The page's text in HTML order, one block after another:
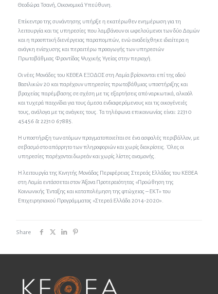
Θεοδώρα Τσανή, Οικονομικά Υπεύθυνη.
Επίκεντρο της συνάντησης υπήρξε η εκατέρωθεν ενημέρωση για τη
λειτουργία και τις υπηρεσίες που λαμβάνουν οι ωφελούμενοι των δύο Δομών
και η προοπτική διενέργειας παραπομπών, ενώ αναδείχθηκε ιδιαίτερα η
ανάγκη ενίσχυσης και περαιτέρω προαγωγής των υπηρεσιών
Πρωτοβάθμιας Φροντίδας Ψυχικής Υγείας στην περιοχή.
Οι νέες Μονάδες του ΚΕΘΕΑ ΕΞΟΔΟΣ στη Λαμία βρίσκονται επί της οδού
Βασιλικών 20 και παρέχουν υπηρεσίες πρωτοβάθμιας υποστήριξης και
βραχείας παρέμβασης σε σχέση με τις εξαρτήσεις από ναρκωτικά, αλκοόλ
και τυχερά παιχνίδια για τους άμεσα ενδιαφερόμενους και τις οικογένειές
τους, ανάλογα με τις ανάγκες τους. Τα τηλέφωνα επικοινωνίας είναι: 22310
45456 & 22310 67885.
Η υποστήριξη των ατόμων πραγματοποιείται σε ένα ασφαλές περιβάλλον, με
σεβασμό στο απόρρητο των πληροφοριών και χωρίς διακρίσεις. Όλες οι
υπηρεσίες παρέχονται δωρεάν και χωρίς λίστες αναμονής.
Η λειτουργία της Κινητής Μονάδας Περιφέρειας Στερεάς Ελλάδας του ΚΕΘΕΑ
στη Λαμία εντάσσεται στον Άξονα Προτεραιότητας «Προώθηση της
Κοινωνικής Ένταξης και καταπολέμηση της φτώχειας – ΕΚΤ» του
Επιχειρησιακού Προγράμματος «Στερεά Ελλάδα 2014-2020».
Share